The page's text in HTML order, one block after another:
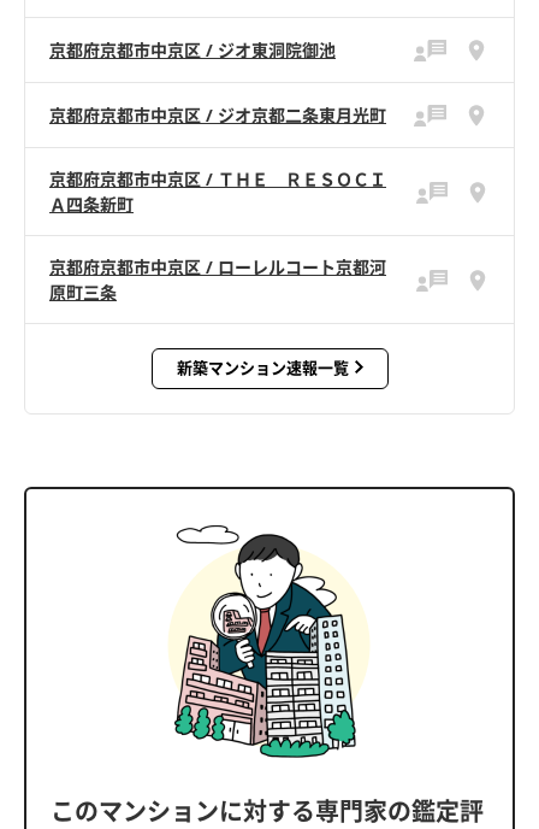
京都府京都市中京区 / ジオ東洞院御池
京都府京都市中京区 / ジオ京都二条東月光町
京都府京都市中京区 / ＴＨＥ ＲＥＳＯＣＩ
Ａ四条新町
京都府京都市中京区 / ローレルコート京都河
原町三条
新築マンション速報一覧
このマンションに対する専門家の鑑定評